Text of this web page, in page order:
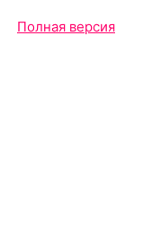
Полная версия